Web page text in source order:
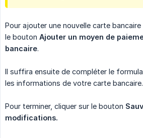
Pour ajouter une nouvelle carte
le bouton Ajouter un moyen de
bancaire.
Il suffira ensuite de compléter le
les informations de votre carte bancaire.
Pour terminer, cliquer sur le bouton
modifications.